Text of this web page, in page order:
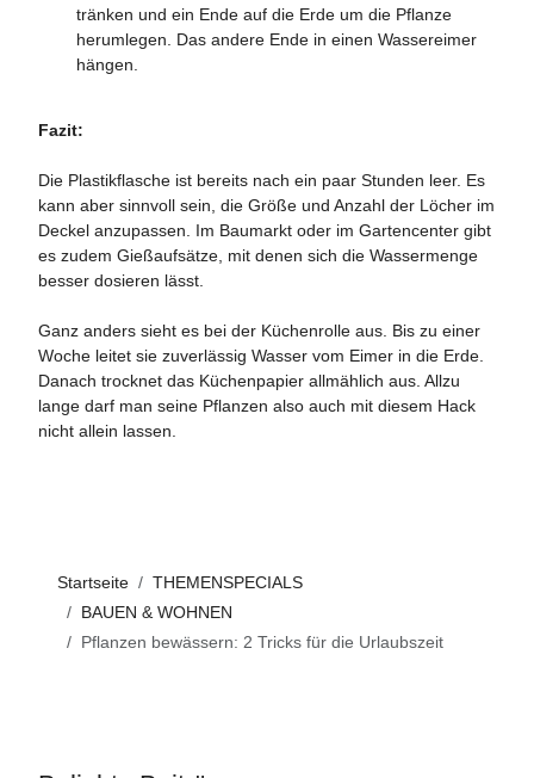
tränken und ein Ende auf die Erde um die Pflanze
herumlegen. Das andere Ende in einen Wassereimer
hängen.
Fazit:
Die Plastikflasche ist bereits nach ein paar Stunden leer. Es
kann aber sinnvoll sein, die Größe und Anzahl der Löcher im
Deckel anzupassen. Im Baumarkt oder im Gartencenter gibt
es zudem Gießaufsätze, mit denen sich die Wassermenge
besser dosieren lässt.
Ganz anders sieht es bei der Küchenrolle aus. Bis zu einer
Woche leitet sie zuverlässig Wasser vom Eimer in die Erde.
Danach trocknet das Küchenpapier allmählich aus. Allzu
lange darf man seine Pflanzen also auch mit diesem Hack
nicht allein lassen.
Startseite
THEMENSPECIALS
BAUEN & WOHNEN
Pflanzen bewässern: 2 Tricks für die Urlaubszeit